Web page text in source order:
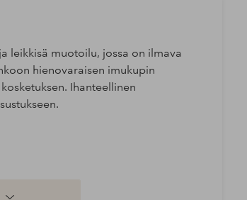
leikkisä muotoilu, jossa on ilmava
hienovaraisen imukupin
Ihanteellinen